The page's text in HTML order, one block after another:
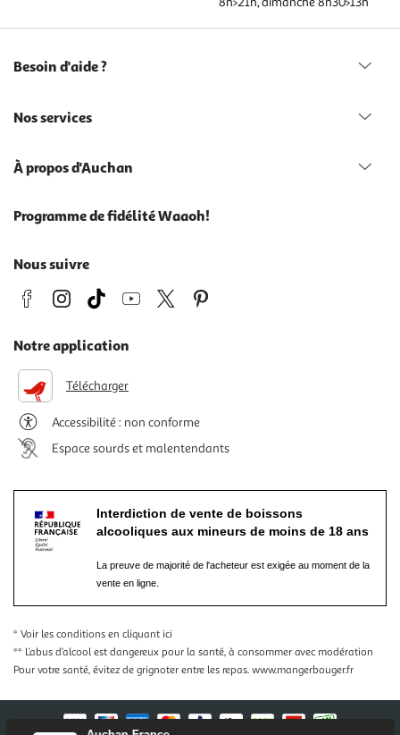
Besoin d'aide ?
Nos services
À propos d'Auchan
Programme de fidélité Waaoh!
Nous suivre
Notre application
Télécharger
Accessibilité : non conforme
Espace sourds et malentendants
Interdiction de vente de boissons
alcooliques aux mineurs de moins de 18 ans
La preuve de majorité de l'acheteur est exigée au moment de la
vente en ligne.
* Voir les conditions en cliquant ici
** L’abus d’alcool est dangereux pour la santé, à consommer avec modération
Pour votre santé, évitez de grignoter entre les repas. www.mangerbouger.fr